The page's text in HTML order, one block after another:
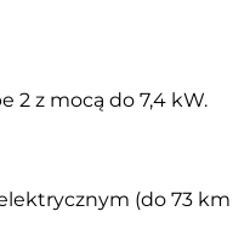
2 z mocą do 7,4 kW.
(do 73